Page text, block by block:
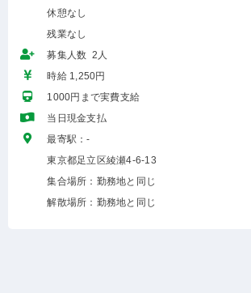
休憩なし
残業なし
募集人数 2人
時給 1,250円
1000円まで実費支給
当日現金支払
最寄駅：-
東京都足立区綾瀬4-6-13
集合場所：勤務地と同じ
解散場所：勤務地と同じ